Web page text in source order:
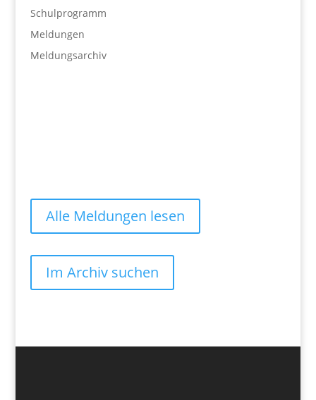
Schulprogramm
Meldungen
Meldungsarchiv
Alle Meldungen lesen
Im Archiv suchen